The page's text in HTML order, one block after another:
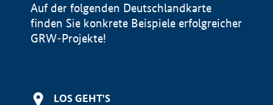
Auf der folgenden Deutschlandkarte
finden Sie konkrete Beispiele erfolgreicher
GRW-Projekte!
LOS GEHT'S